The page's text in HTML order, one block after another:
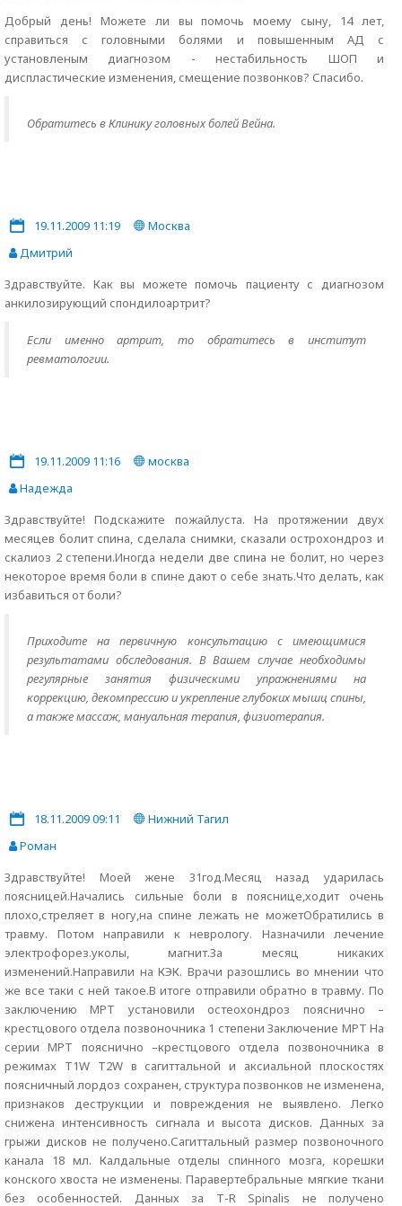
Добрый день! Можете ли вы помочь моему сыну, 14 лет,
справиться с головными болями и повышенным АД с
установленым диагнозом - нестабильность ШОП и
диспластические изменения, смещение позвонков? Спасибо.
Обратитесь в Клинику головных болей Вейна.
19.11.2009 11:19
Москва
Дмитрий
Здравствуйте. Как вы можете помочь пациенту с диагнозом
анкилозирующий спондилоартрит?
Если именно артрит, то обратитесь в институт
ревматологии.
19.11.2009 11:16
москва
Надежда
Здравствуйте! Подскажите пожайлуста. На протяжении двух
месяцев болит спина, сделала снимки, сказали острохондроз и
скалиоз 2 степени.Иногда недели две спина не болит, но через
некоторое время боли в спине дают о себе знать.Что делать, как
избавиться от боли?
Приходите на первичную консультацию с имеющимися
результатами обследования. В Вашем случае необходимы
регулярные занятия физическими упражнениями на
коррекцию, декомпрессию и укрепление глубоких мышц спины,
а также массаж, мануальная терапия, физиотерапия.
18.11.2009 09:11
Нижний Тагил
Роман
Здравствуйте! Моей жене 31год.Месяц назад ударилась
поясницей.Начались сильные боли в пояснице,ходит очень
плохо,стреляет в ногу,на спине лежать не можетОбратились в
травму. Потом направили к неврологу. Назначили лечение
электрофорез.уколы, магнит.За месяц никаких
изменений.Направили на КЭК. Врачи разошлись во мнении что
же все таки с ней такое.В итоге отправили обратно в травму. По
заключению МРТ установили остеохондроз пояснично –
крестцового отдела позвоночника 1 степени Заключение МРТ На
серии МРТ пояснично –крестцового отдела позвоночника в
режимах Т1W T2W в сагиттальной и аксиальной плоскостях
поясничный лордоз сохранен, структура позвонков не изменена,
признаков деструкции и повреждения не выявлено. Легко
снижена интенсивность сигнала и высота дисков. Данных за
грыжи дисков не получено.Сагиттальный размер позвоночного
канала 18 мл. Калдальные отделы спинного мозга, корешки
конского хвоста не изменены. Паравертебральные мягкие ткани
без особенностей. Данных за Т-R Spinalis не получено